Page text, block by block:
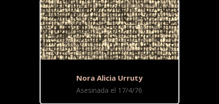
Nora Alicia Urruty
Asesinada el 17/4/76